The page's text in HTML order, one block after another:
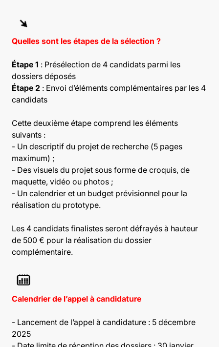
Quelles sont les étapes de la sélection ?
Étape 1 : Présélection de 4 candidats parmi les
dossiers déposés
Étape 2 : Envoi d’éléments complémentaires par les 4
candidats
Cette deuxième étape comprend les éléments
suivants :
- Un descriptif du projet de recherche (5 pages
maximum) ;
- Des visuels du projet sous forme de croquis, de
maquette, vidéo ou photos ;
- Un calendrier et un budget prévisionnel pour la
réalisation du prototype.
Les 4 candidats finalistes seront défrayés à hauteur
de 500 € pour la réalisation du dossier
complémentaire.
Calendrier de l’appel à candidature
- Lancement de l’appel à candidature : 5 décembre
2025